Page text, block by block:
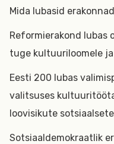
Mida lubasid
Reformierakond lubas
tuge kultuuriloomele
Eesti 200 lubas
valitsuses
loovisikute
Sotsiaaldemokraatlik